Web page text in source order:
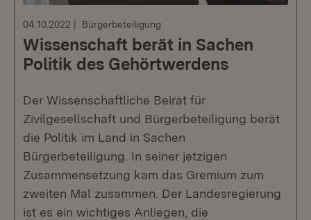
04.10.2022 Bürgerbeteiligung
Wissenschaft berät in Sachen
Politik des Gehörtwerdens
Der Wissenschaftliche Beirat für
Zivilgesellschaft und Bürgerbeteiligung berät
die Politik im Land in Sachen
Bürgerbeteiligung. In seiner jetzigen
Zusammensetzung kam das Gremium zum
zweiten Mal zusammen. Der Landesregierung
ist es ein wichtiges Anliegen, die